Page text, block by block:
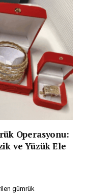
Operasyonu:
ve Yüzük Ele
gümrük